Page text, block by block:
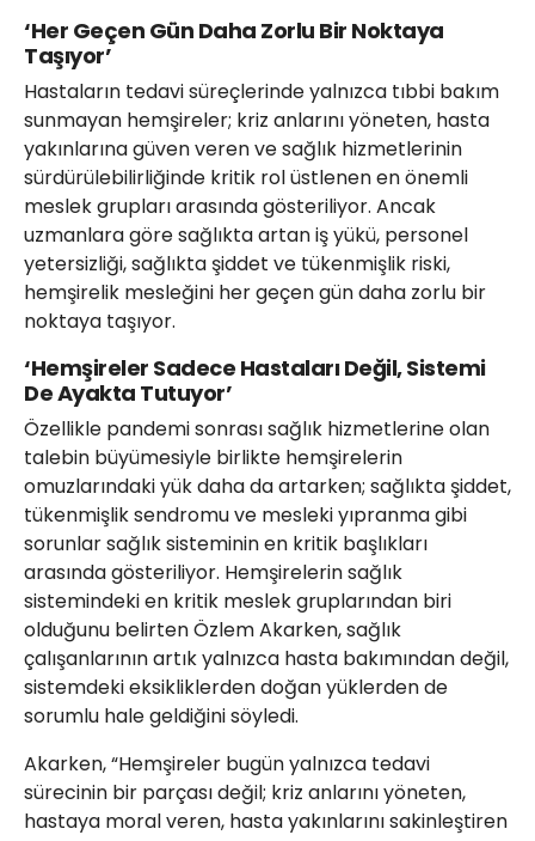
‘Her Geçen Gün Daha Zorlu Bir Noktaya
Taşıyor’
Hastaların tedavi süreçlerinde yalnızca tıbbi bakım
sunmayan hemşireler; kriz anlarını yöneten, hasta
yakınlarına güven veren ve sağlık hizmetlerinin
sürdürülebilirliğinde kritik rol üstlenen en önemli
meslek grupları arasında gösteriliyor. Ancak
uzmanlara göre sağlıkta artan iş yükü, personel
yetersizliği, sağlıkta şiddet ve tükenmişlik riski,
hemşirelik mesleğini her geçen gün daha zorlu bir
noktaya taşıyor.
‘Hemşireler Sadece Hastaları Değil, Sistemi
De Ayakta Tutuyor’
Özellikle pandemi sonrası sağlık hizmetlerine olan
talebin büyümesiyle birlikte hemşirelerin
omuzlarındaki yük daha da artarken; sağlıkta şiddet,
tükenmişlik sendromu ve mesleki yıpranma gibi
sorunlar sağlık sisteminin en kritik başlıkları
arasında gösteriliyor. Hemşirelerin sağlık
sistemindeki en kritik meslek gruplarından biri
olduğunu belirten Özlem Akarken, sağlık
çalışanlarının artık yalnızca hasta bakımından değil,
sistemdeki eksikliklerden doğan yüklerden de
sorumlu hale geldiğini söyledi.
Akarken, “Hemşireler bugün yalnızca tedavi
sürecinin bir parçası değil; kriz anlarını yöneten,
hastaya moral veren, hasta yakınlarını sakinleştiren